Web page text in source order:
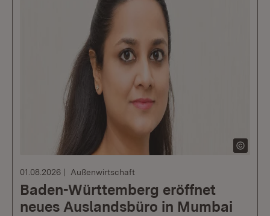
01.08.2026 Außenwirtschaft
Baden-Württemberg eröffnet
neues Auslandsbüro in Mumbai